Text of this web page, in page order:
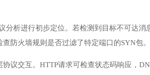
分析进行初步定位。若检测到目标不可达
防火墙规则是否过滤了特定端口的SYN包。
议交互。HTTP请求可检查状态码响应，